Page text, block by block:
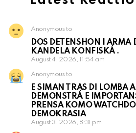
Anonymous to
DOS DETENSHON I ARMA
KANDELA KONFISKÁ .
August 4, 2026, 11:54 am
Anonymous to
E SIMAN TRAS DI LOMBA A
DEMONSTRÁ E
PRENSA KOMO
DEMOKRASIA
August 3, 2026, 8:31 pm